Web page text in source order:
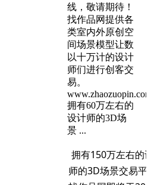
线，敬请期待！
找作品网提供各
类室内外原创空
间场景模型让数
以十万计的设计
师们进行创客交
易。
拥有60万左右的
设计师的3D场
景 ...
拥有150万左右的
师的3D场景交易平